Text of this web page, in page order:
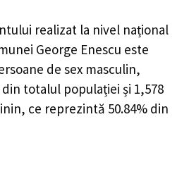
realizat la nivel național
George Enescu este
de sex masculin,
din totalul populației și 1,578
ce reprezintă 50.84% din